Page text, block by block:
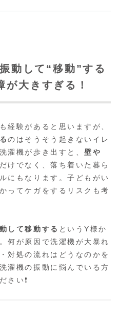
動して“移動”する
大きすぎる！
経験があると思いますが、
のはそうそう起きないイレ
濯機が歩き出すと、壁や
だけでなく、落ち着いた暮ら
にもなります。子どもがい
ってケガをするリスクも考
して移動する というY様か
何が原因で洗濯機が大暴れ
対処の流れはどうなのかを
濯機の振動に悩んでいる方
さい❗️